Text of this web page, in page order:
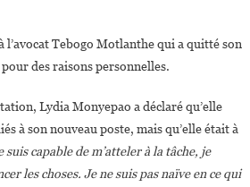
De
Sud-
Africaine
De
Football
l’avocat Tebogo Motlanthe qui a quitté son
des raisons personnelles.
Lydia Monyepao a déclaré qu’elle
à son nouveau poste, mais qu’elle était à
suis capable de m’atteler à la tâche, je
les choses. Je ne suis pas naïve en ce qui